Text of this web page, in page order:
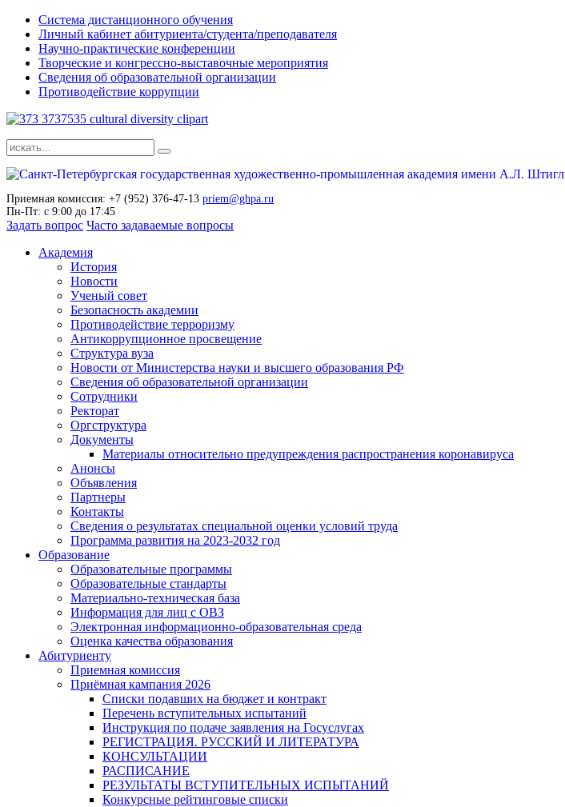
Система дистанционного обучения
Личный кабинет абитуриента/студента/преподавателя
Научно-практические конференции
Творческие и конгрессно-выставочные мероприятия
Сведения об образовательной организации
Противодействие коррупции
Приемная комиссия: +7 (952) 376-47-13 priem@ghpa.ru
Пн-Пт: с 9:00 до 17:45
Задать вопрос Часто задаваемые вопросы
Академия
История
Новости
Ученый совет
Безопасность академии
Противодействие терроризму
Антикоррупционное просвещение
Структура вуза
Новости от Министерства науки и высшего образования РФ
Сведения об образовательной организации
Сотрудники
Ректорат
Оргструктура
Документы
Материалы относительно предупреждения распространения коронавируса
Анонсы
Объявления
Партнеры
Контакты
Сведения о результатах специальной оценки условий труда
Программа развития на 2023-2032 год
Образование
Образовательные программы
Образовательные стандарты
Материально-техническая база
Информация для лиц с ОВЗ
Электронная информационно-образовательная среда
Оценка качества образования
Абитуриенту
Приемная комиссия
Приёмная кампания 2026
Списки подавших на бюджет и контракт
Перечень вступительных испытаний
Инструкция по подаче заявления на Госуслугах
РЕГИСТРАЦИЯ. РУССКИЙ И ЛИТЕРАТУРА
КОНСУЛЬТАЦИИ
РАСПИСАНИЕ
РЕЗУЛЬТАТЫ ВСТУПИТЕЛЬНЫХ ИСПЫТАНИЙ
Конкурсные рейтинговые списки